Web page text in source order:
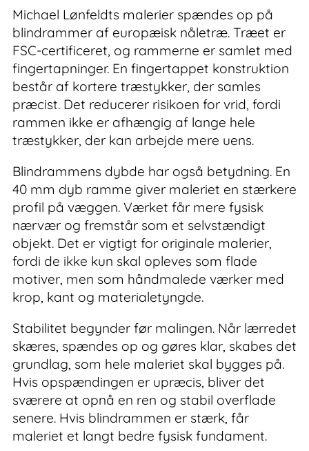
Michael Lønfeldts malerier spændes op på
blindrammer af europæisk nåletræ. Træet er
FSC-certificeret, og rammerne er samlet med
fingertapninger. En fingertappet konstruktion
består af kortere træstykker, der samles
præcist. Det reducerer risikoen for vrid, fordi
rammen ikke er afhængig af lange hele
træstykker, der kan arbejde mere uens.
Blindrammens dybde har også betydning. En
40 mm dyb ramme giver maleriet en stærkere
profil på væggen. Værket får mere fysisk
nærvær og fremstår som et selvstændigt
objekt. Det er vigtigt for originale malerier,
fordi de ikke kun skal opleves som flade
motiver, men som håndmalede værker med
krop, kant og materialetyngde.
Stabilitet begynder før malingen. Når lærredet
skæres, spændes op og gøres klar, skabes det
grundlag, som hele maleriet skal bygges på.
Hvis opspændingen er upræcis, bliver det
sværere at opnå en ren og stabil overflade
senere. Hvis blindrammen er stærk, får
maleriet et langt bedre fysisk fundament.